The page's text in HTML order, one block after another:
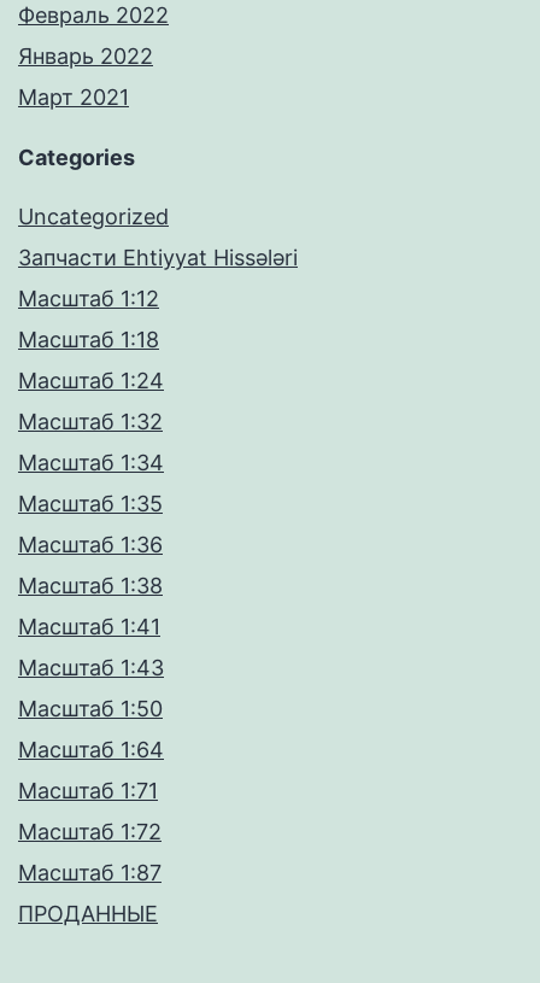
Февраль 2022
Январь 2022
Март 2021
Categories
Uncategorized
Запчасти Ehtiyyat Hissələri
Масштаб 1:12
Масштаб 1:18
Масштаб 1:24
Масштаб 1:32
Масштаб 1:34
Масштаб 1:35
Масштаб 1:36
Масштаб 1:38
Масштаб 1:41
Масштаб 1:43
Масштаб 1:50
Масштаб 1:64
Масштаб 1:71
Масштаб 1:72
Масштаб 1:87
ПРОДАННЫЕ